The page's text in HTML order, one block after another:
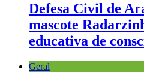
Defesa Civil de
mascote
educativa de
Geral